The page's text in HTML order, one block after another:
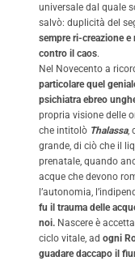
universale dal quale
salvò: duplicità del
sempre ri-creazione e
contro il caos.
Nel Novecento a
particolare quel
psichiatra ebreo
propria visione delle
che intitolò Thalassa,
grande, di ciò che il
prenatale, quando
acque che devono
l’autonomia,
fu il trauma delle
noi. Nascere è
ciclo vitale, ad ogni
guadare daccapo il